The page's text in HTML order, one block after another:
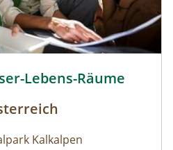
und Jugendliche
(max. 4
Lebens-Räume
Kalkalpen